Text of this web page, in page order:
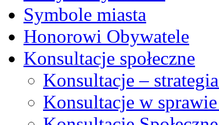
Symbole miasta
Honorowi Obywatele
Konsultacje społeczne
Konsultacje –
Konsultacje w